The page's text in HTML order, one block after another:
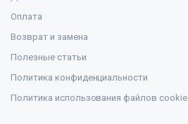
Оплата
Возврат и замена
Полезные статьи
Политика конфиденциальности
Политика использования файлов cookie